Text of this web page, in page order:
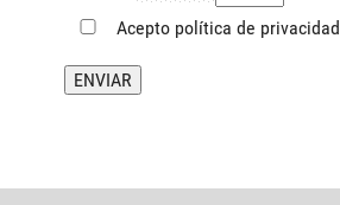
Acepto política de privacidad